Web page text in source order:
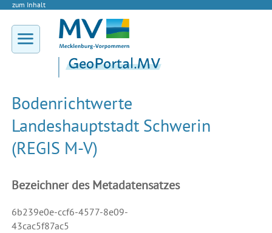
zum Inhalt
Bodenrichtwerte
Landeshauptstadt Schwerin
(REGIS M-V)
Bezeichner des Metadatensatzes
6b239e0e-ccf6-4577-8e09-
43cac5f87ac5